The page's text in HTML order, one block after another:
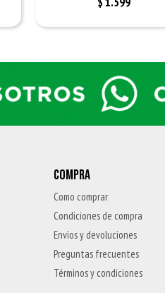
COMPRA
Como comprar
Condiciones de compra
Envíos y devoluciones
Preguntas frecuentes
Términos y condiciones